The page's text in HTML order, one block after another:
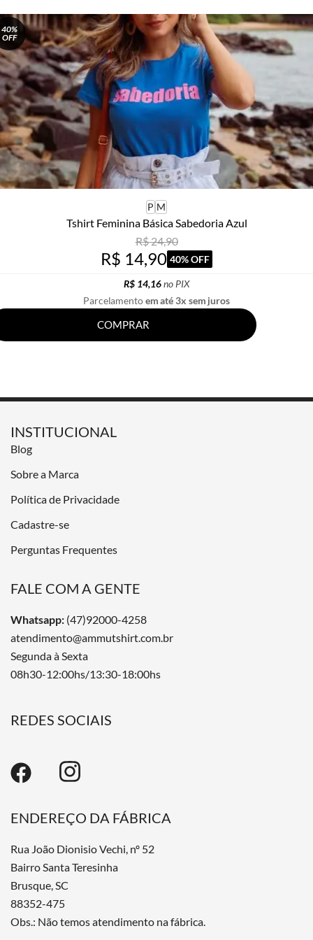
40%
OFF
P M
Tshirt Feminina Básica Sabedoria Azul
R$ 24,90
R$ 14,90 40% OFF
R$ 14,16no PIX
Parcelamentoem até 3x sem juros
COMPRAR
INSTITUCIONAL
Blog
Sobre a Marca
Política de Privacidade
Cadastre-se
Perguntas Frequentes
FALE COM A GENTE
Whatsapp: (47)92000-4258
atendimento@ammutshirt.com.br
Segunda à Sexta
08h30-12:00hs/13:30-18:00hs
REDES SOCIAIS
ENDEREÇO DA FÁBRICA
Rua João Dionisio Vechi, nº 52
Bairro Santa Teresinha
Brusque, SC
88352-475
Obs.: Não temos atendimento na fábrica.